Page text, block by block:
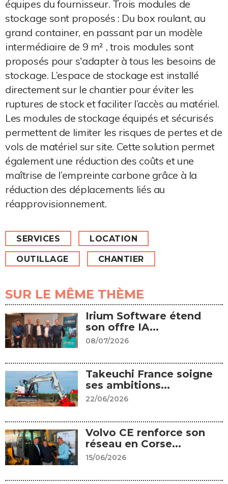
équipes du fournisseur. Trois modules de
stockage sont proposés : Du box roulant, au
grand container, en passant par un modèle
intermédiaire de 9 m² , trois modules sont
proposés pour s'adapter à tous les besoins de
stockage. L’espace de stockage est installé
directement sur le chantier pour éviter les
ruptures de stock et faciliter l’accès au matériel.
Les modules de stockage équipés et sécurisés
permettent de limiter les risques de pertes et de
vols de matériel sur site. Cette solution permet
également une réduction des coûts et une
maîtrise de l’empreinte carbone grâce à la
réduction des déplacements liés au
réapprovisionnement.
SERVICES LOCATION
OUTILLAGE CHANTIER
SUR LE MÊME THÈME
Irium Software étend
son offre IA...
08/07/2026
Takeuchi France soigne
ses ambitions...
22/06/2026
Volvo CE renforce son
réseau en Corse...
15/06/2026